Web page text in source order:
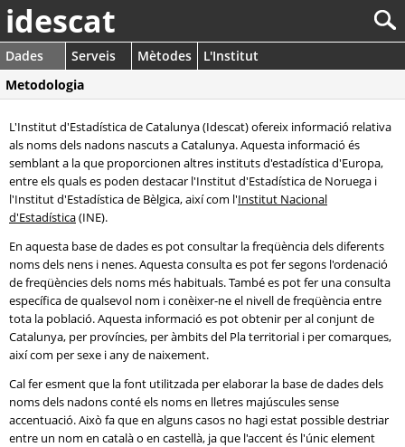
idescat
Dades Serveis Mètodes
L'Institut
Metodologia
L'Institut d'Estadística de Catalunya (Idescat) ofereix informació relativa
als noms dels nadons nascuts a Catalunya. Aquesta informació és
semblant a la que proporcionen altres instituts d'estadística d'Europa,
entre els quals es poden destacar l'Institut d'Estadística de Noruega i
l'Institut d'Estadística de Bèlgica, així com l'Institut Nacional
d'Estadística(INE).
En aquesta base de dades es pot consultar la freqüència dels diferents
noms dels nens i nenes. Aquesta consulta es pot fer segons l'ordenació
de freqüències dels noms més habituals. També es pot fer una consulta
específica de qualsevol nom i conèixer-ne el nivell de freqüència entre
tota la població. Aquesta informació es pot obtenir per al conjunt de
Catalunya, per províncies, per àmbits del Pla territorial i per comarques,
així com per sexe i any de naixement.
Cal fer esment que la font utilitzada per elaborar la base de dades dels
noms dels nadons conté els noms en lletres majúscules sense
accentuació. Això fa que en alguns casos no hagi estat possible destriar
entre un nom en català o en castellà, ja que l'accent és l'únic element